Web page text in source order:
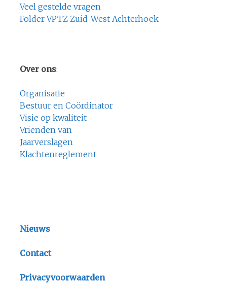
Veel gestelde vragen
Folder VPTZ Zuid-West Achterhoek
Over ons:
Organisatie
Bestuur en Coördinator
Visie op kwaliteit
Vrienden van
Jaarverslagen
Klachtenreglement
Nieuws
Contact
Privacyvoorwaarden